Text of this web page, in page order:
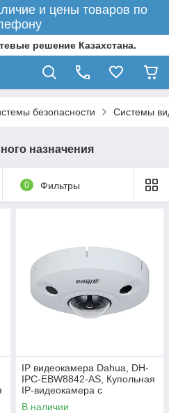
и цены товаров по
решение Казахстана.
безопасности Системы
назначения
0 Фильтры
IP видеокамера Dahua, DH-
IPC-EBW8842-AS, Купольная
IP-видеокамера с
объективом "рыбий глаз
В наличии